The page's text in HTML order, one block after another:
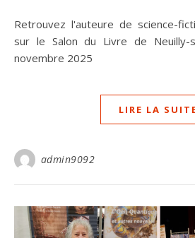
Retrouvez l'auteure de science-fiction et de fantastique
sur le Salon du Livre de Neuilly-
novembre 2025
LIRE LA
admin9092